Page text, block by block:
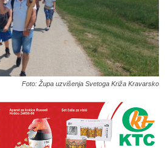
Foto: Župa uzvišenja Svetoga Križa Kravarsko